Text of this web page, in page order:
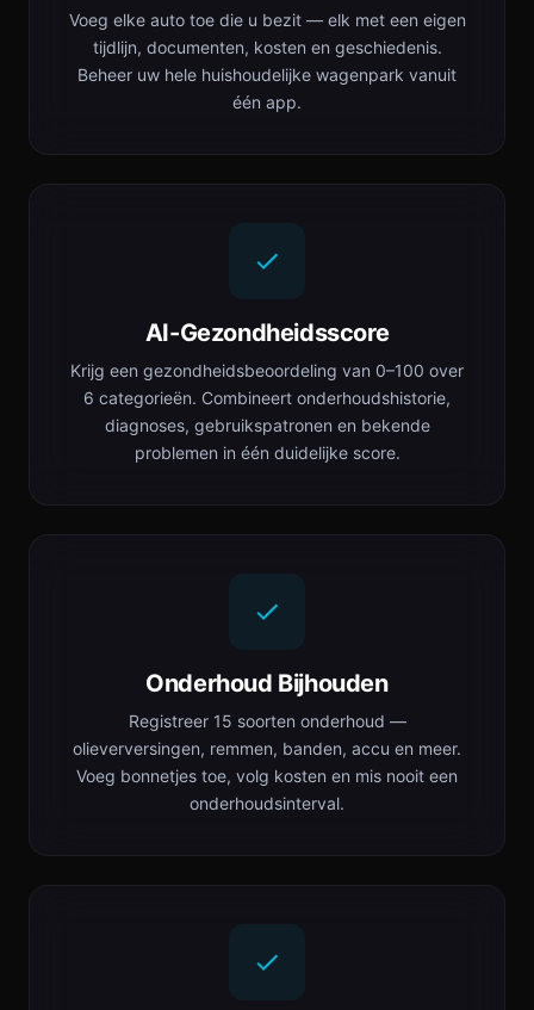
Voeg elke auto toe die u bezit — elk met een eigen
tijdlijn, documenten, kosten en geschiedenis.
Beheer uw hele huishoudelijke wagenpark vanuit
één app.
AI-Gezondheidsscore
Krijg een gezondheidsbeoordeling van 0–100 over
6 categorieën. Combineert onderhoudshistorie,
diagnoses, gebruikspatronen en bekende
problemen in één duidelijke score.
Onderhoud Bijhouden
Registreer 15 soorten onderhoud —
olieverversingen, remmen, banden, accu en meer.
Voeg bonnetjes toe, volg kosten en mis nooit een
onderhoudsinterval.